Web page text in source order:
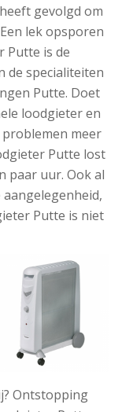
gevolgd om
lek opsporen
Putte is de
de specialiteiten
Putte. Doet
loodgieter en
meer
Putte lost
paar uur. Ook al
Putte is niet
Ontstopping